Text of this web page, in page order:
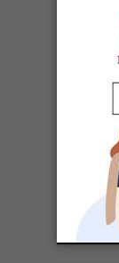
Ski alpin et
débuter en
Ski de
Québec